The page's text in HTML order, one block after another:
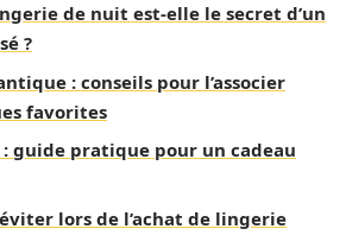
de nuit est-elle le secret d’un
?
: conseils pour l’associer
favorites
guide pratique pour un cadeau
lors de l’achat de lingerie